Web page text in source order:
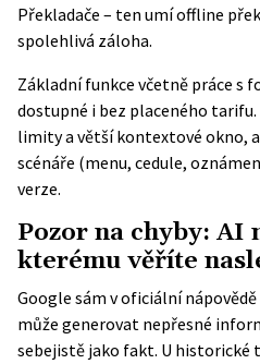
Překladače – ten umí offline
spolehlivá záloha.
Základní funkce včetně práce s
dostupné i bez placeného
limity a větší kontextové okno,
scénáře (menu, cedule,
verze.
Pozor na chyby: AI
kterému věříte
Google sám voficiální nápovědě
může generovat nepřesné
sebejistě jako fakt. U historické